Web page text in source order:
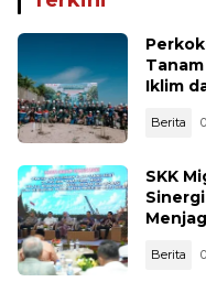
Iklim
Berita
SKK
Berita